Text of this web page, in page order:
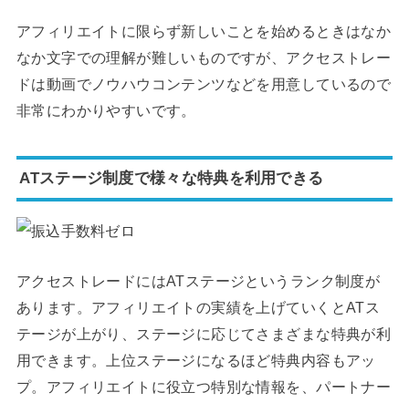
アフィリエイトに限らず新しいことを始めるときはなか
なか文字での理解が難しいものですが、アクセストレー
ドは動画でノウハウコンテンツなどを用意しているので
非常にわかりやすいです。
ATステージ制度で様々な特典を利用できる
アクセストレードにはATステージというランク制度が
あります。アフィリエイトの実績を上げていくとATス
テージが上がり、ステージに応じてさまざまな特典が利
用できます。上位ステージになるほど特典内容もアッ
プ。アフィリエイトに役立つ特別な情報を、パートナー